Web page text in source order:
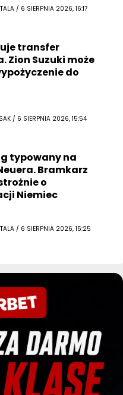
/ 6 SIERPNIA 2026, 16:17
transfer
Zion Suzuki może
do
/ 6 SIERPNIA 2026, 15:54
typowany na
Bramkarz
o
Niemiec
/ 6 SIERPNIA 2026, 15:25